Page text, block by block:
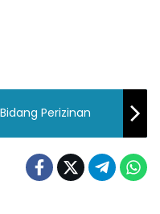
Perizinan